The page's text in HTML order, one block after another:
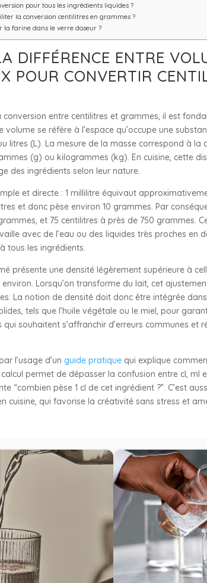
pour tous les ingrédients liquides ?
la conversion centilitres en grammes ?
la farine dans le verre doseur ?
DIFFÉRENCE ENTRE
POUR CONVERTIR
entre centilitres et grammes, il est
se réfère à l’espace qu’occupe une
litres (L). La mesure de la masse correspond à la
(g) ou kilogrammes (kg). En cuisine, cette
des ingrédients selon leur nature.
et directe : 1 millilitre équivaut
et donc pèse environ 10 grammes. Par
et 75 centilitres à près de 750 grammes.
avec de l’eau ou des liquides très proches en
tous les ingrédients.
présente une densité légèrement supérieure à
Lorsqu’on transforme du lait, cet
La notion de densité doit donc être intégrée
tels que l’huile végétale ou le miel, pour
qui souhaitent s’affranchir d’erreurs communes et
l’usage d’un guide pratique qui explique
permet de dépasser la confusion entre cl,
“combien pèse 1 cl de cet ingrédient ?”. C’est
cuisine, qui favorise la créativité sans stress et